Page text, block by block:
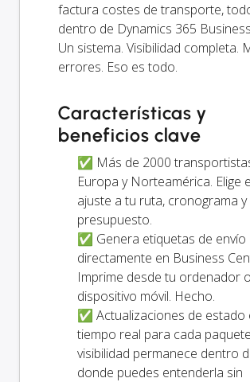
factura costes de transporte,
dentro de Dynamics 365
Un sistema. Visibilidad completa.
errores. Eso es todo.
Características y
beneficios clave
✅ Más de 2000
Europa y Norteamérica. Elige
ajuste a tu ruta, cronograma y
presupuesto.
✅ Genera etiquetas de envío
directamente en Business
Imprime desde tu ordenador o
dispositivo móvil. Hecho.
✅ Actualizaciones de estado
tiempo real para cada
visibilidad permanece dentro
donde puedes entenderla sin